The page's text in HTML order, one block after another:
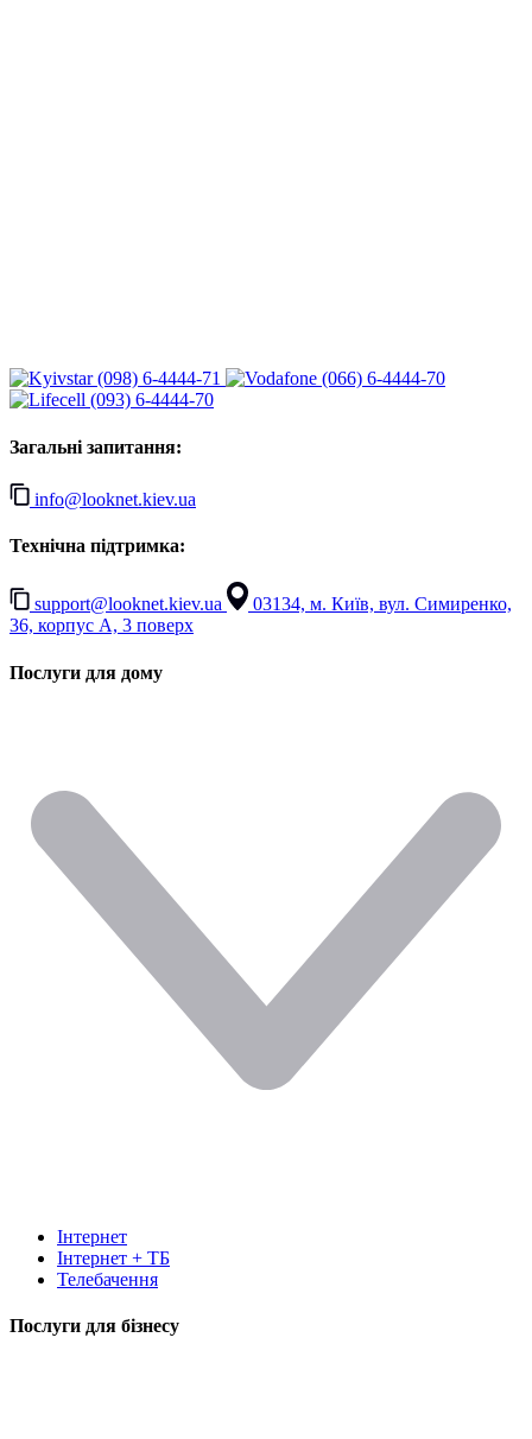
(098) 6-4444-71
(066) 6-4444-70
(093) 6-4444-70
Загальні запитання:
info@looknet.kiev.ua
Технічна підтримка:
support@looknet.kiev.ua
03134, м. Київ, вул. Симиренко,
36, корпус А, 3 поверх
Послуги для дому
Інтернет
Інтернет + ТБ
Телебачення
Послуги для бізнесу